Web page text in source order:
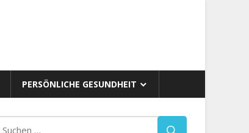
PERSÖNLICHE GESUNDHEIT